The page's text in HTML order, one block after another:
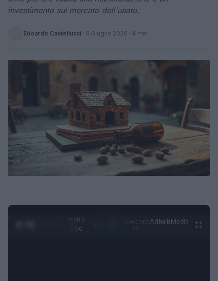
investimento sul mercato dell'usato.
Edoardo Castellucci · 9 Giugno 2026 · 4 min
0:28 /
1:20
AdhubMedia